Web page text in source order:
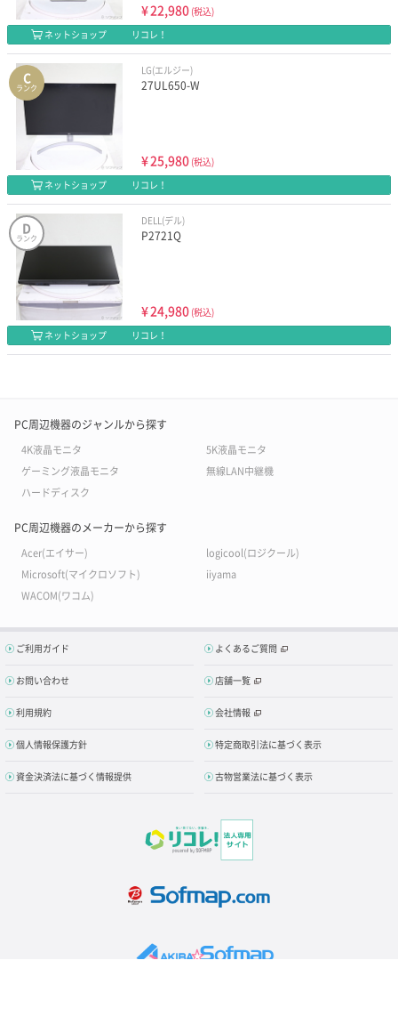
¥22,980 (税込)
ネットショップ
リコレ！
C
ランク
LG(エルジー)
27UL650-W
¥25,980 (税込)
ネットショップ
リコレ！
D
ランク
DELL(デル)
P2721Q
¥24,980 (税込)
ネットショップ
リコレ！
PC周辺機器のジャンルから探す
4K液晶モニタ
5K液晶モニタ
ゲーミング液晶モニタ
無線LAN中継機
ハードディスク
PC周辺機器のメーカーから探す
Acer(エイサー)
logicool(ロジクール)
Microsoft(マイクロソフト)
iiyama
WACOM(ワコム)
ご利用ガイド よくあるご質問
お問い合わせ 店舗一覧
利用規約 会社情報
個人情報保護方針 特定商取引法に基づく表示
資金決済法に基づく情報提供 古物営業法に基づく表示